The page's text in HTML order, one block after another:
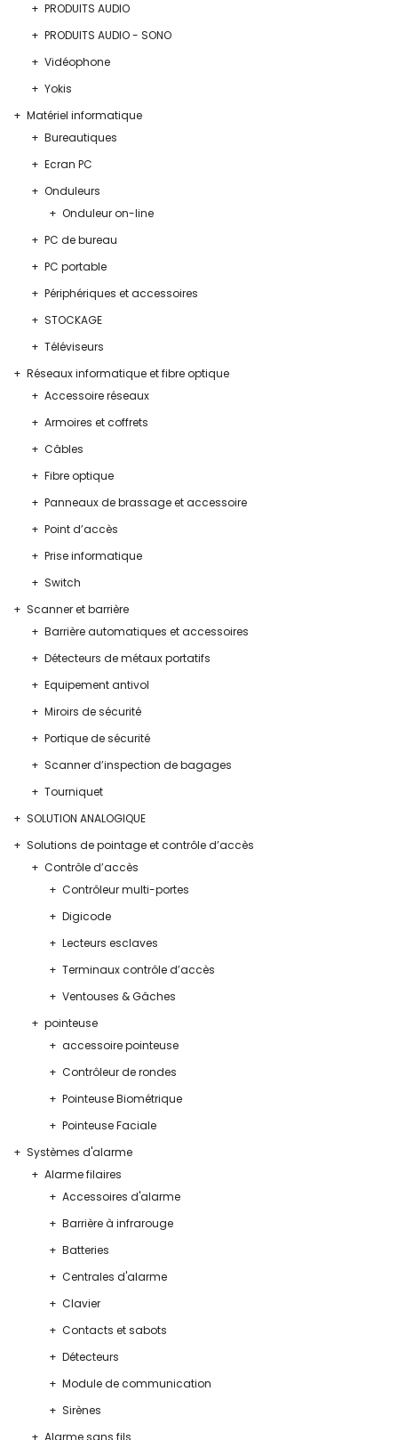
PRODUITS AUDIO
PRODUITS AUDIO - SONO
Vidéophone
Yokis
Matériel informatique
Bureautiques
Ecran PC
Onduleurs
Onduleur on-line
PC de bureau
PC portable
Périphériques et accessoires
STOCKAGE
Téléviseurs
Réseaux informatique et fibre optique
Accessoire réseaux
Armoires et coffrets
Câbles
Fibre optique
Panneaux de brassage et accessoire
Point d’accès
Prise informatique
Switch
Scanner et barrière
Barrière automatiques et accessoires
Détecteurs de métaux portatifs
Equipement antivol
Miroirs de sécurité
Portique de sécurité
Scanner d’inspection de bagages
Tourniquet
SOLUTION ANALOGIQUE
Solutions de pointage et contrôle d’accès
Contrôle d’accès
Contrôleur multi-portes
Digicode
Lecteurs esclaves
Terminaux contrôle d’accès
Ventouses & Gâches
pointeuse
accessoire pointeuse
Contrôleur de rondes
Pointeuse Biométrique
Pointeuse Faciale
Systèmes d'alarme
Alarme filaires
Accessoires d'alarme
Barrière à infrarouge
Batteries
Centrales d'alarme
Clavier
Contacts et sabots
Détecteurs
Module de communication
Sirènes
Alarme sans fils